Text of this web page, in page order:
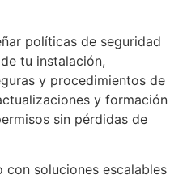
políticas de seguridad
tu instalación,
y procedimientos de
y formación
sin pérdidas de
con soluciones escalables